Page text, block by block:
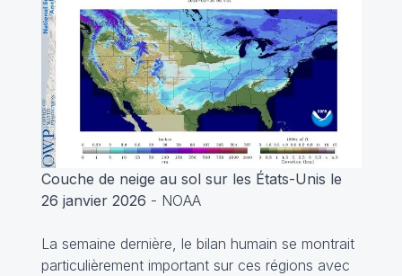
Couche de neige au sol sur les États-Unis le
26 janvier 2026 - NOAA
La semaine dernière, le bilan humain se montrait
particulièrement important sur ces régions avec